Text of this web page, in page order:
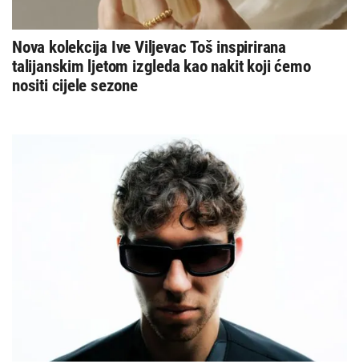
Nova kolekcija Ive Viljevac Toš inspirirana
talijanskim ljetom izgleda kao nakit koji ćemo
nositi cijele sezone